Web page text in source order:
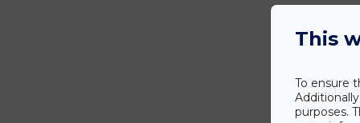
This
To ensure
purposes.